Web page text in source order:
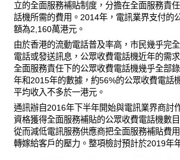
立的全面服務補貼制度，分擔在全面服務責
話機所需的費用。2014年，電訊業界支付的
額為2,160萬港元。
由於香港的流動電話普及率高，市民幾乎完
電話或發送訊息，公眾收費電話機近年的需
全面服務責任下的公眾收費電話機幾乎全部
年和2015年的數據，約56%的公眾收費電話
平均收入不多於一港元。
通訊辦自2016年下半年開始與電訊業界商討
資格獲得全面服務補貼的公眾收費電話機數
從而減低電訊服務供應商把全面服務補貼費
轉嫁給客戶的壓力。整項檢討預計於2019年